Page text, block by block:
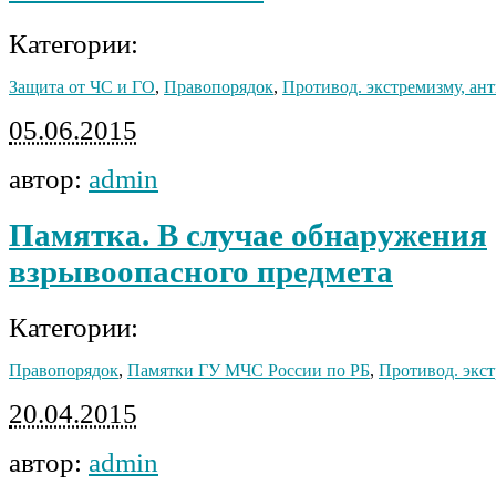
Категории:
Защита от ЧС и ГО, Правопорядок, Противод. экстремизму,
05.06.2015
автор: admin
Памятка. В случае обнаружения
взрывоопасного предмета
Категории:
Правопорядок, Памятки ГУ МЧС России по РБ, Противод.
20.04.2015
автор: admin